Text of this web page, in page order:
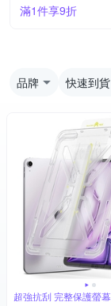
滿1件享9折
品牌 快速到貨
超強抗刮 完整保護螢幕